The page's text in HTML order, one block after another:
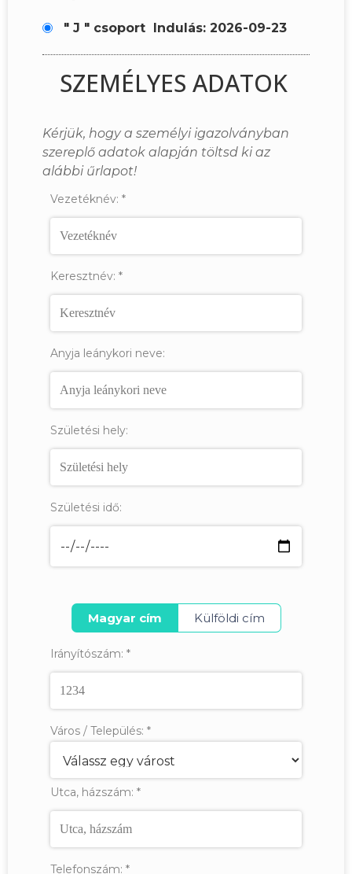
" J " csoport Indulás: 2026-09-23
SZEMÉLYES ADATOK
Kérjük, hogy a személyi igazolványban
szereplő adatok alapján töltsd ki az
alábbi űrlapot!
Vezetéknév: *
Keresztnév: *
Anyja leánykori neve:
Születési hely:
Születési idő:
Magyar cím Külföldi cím
Irányítószám: *
Város / Település: *
Utca, házszám: *
Telefonszám: *